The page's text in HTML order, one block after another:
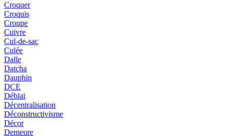
Croquer
Croquis
Croupe
Cuivre
Cul-de-sac
Culée
Dalle
Datcha
Dauphin
DCE
Déblai
Décentralisation
Déconstructivisme
Décor
Demeure